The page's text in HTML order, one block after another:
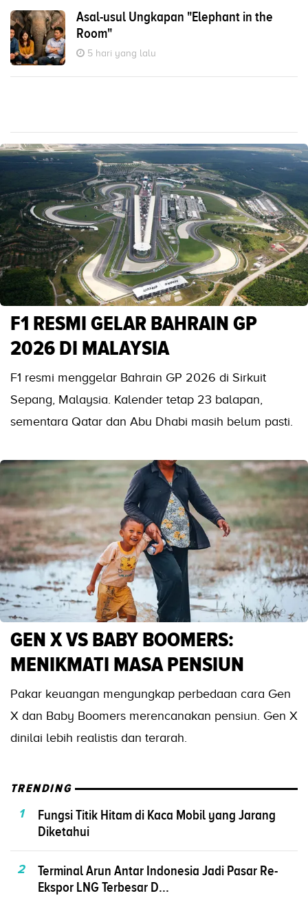
Asal-usul Ungkapan "Elephant in the
Room"
5 hari yang lalu
F1 RESMI GELAR BAHRAIN GP
2026 DI MALAYSIA
F1 resmi menggelar Bahrain GP 2026 di Sirkuit
Sepang, Malaysia. Kalender tetap 23 balapan,
sementara Qatar dan Abu Dhabi masih belum pasti.
GEN X VS BABY BOOMERS:
MENIKMATI MASA PENSIUN
Pakar keuangan mengungkap perbedaan cara Gen
X dan Baby Boomers merencanakan pensiun. Gen X
dinilai lebih realistis dan terarah.
TRENDING
1
Fungsi Titik Hitam di Kaca Mobil yang Jarang
Diketahui
2
Terminal Arun Antar Indonesia Jadi Pasar Re-
Ekspor LNG Terbesar D...